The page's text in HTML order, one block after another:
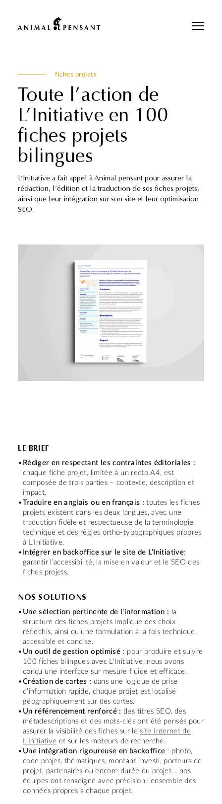
fiches projets
Toute l’action de
L’Initiative en 100
fiches projets
bilingues
L’Initiative a fait appel à Animal pensant pour assurer la
rédaction, l’édition et la traduction de ses fiches projets,
ainsi que leur intégration sur son site et leur optimisation
SEO.
LE BRIEF
Rédiger en respectant les contraintes éditoriales :
chaque fiche projet, limitée à un recto A4, est
composée de trois parties – contexte, description et
impact.
Traduire en anglais ou en français :toutes les fiches
projets existent dans les deux langues, avec une
traduction fidèle et respectueuse de la terminologie
technique et des règles ortho-typographiques propres
à L’Initiative.
Intégrer en backoffice sur le site de L’Initiative:
garantir l’accessibilité, la mise en valeur et le SEO des
fiches projets.
NOS SOLUTIONS
Une sélection pertinente de l’information : la
structure des fiches projets implique des choix
réfléchis, ainsi qu’une formulation à la fois technique,
accessible et concise.
Un outil de gestion optimisé : pour produire et suivre
100 fiches bilingues avec L’Initiative, nous avons
conçu une interface sur mesure fluide et efficace.
Création de cartes : dans une logique de prise
d’information rapide, chaque projet est localisé
géographiquement sur des cartes.
Un référencement renforcé :des titres SEO, des
métadescriptions et des mots-clés ont été pensés pour
assurer la visibilité des fiches sur le site Internet de
L’Initiative et sur les moteurs de recherche.
Une intégration rigoureuse en backoffice : photo,
code projet, thématiques, montant investi, porteurs de
projet, partenaires ou encore durée du projet… nos
équipes ont renseigné avec précision l’ensemble des
données propres à chaque projet.